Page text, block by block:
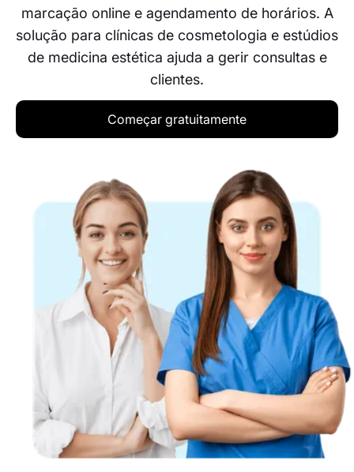
marcação online e agendamento de horários. A
solução para clínicas de cosmetologia e estúdios
de medicina estética ajuda a gerir consultas e
clientes.
Começar gratuitamente